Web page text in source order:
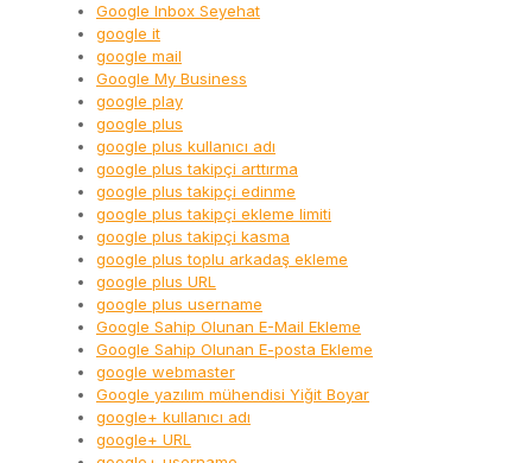
Google Inbox Seyehat
google it
google mail
Google My Business
google play
google plus
google plus kullanıcı adı
google plus takipçi arttırma
google plus takipçi edinme
google plus takipçi ekleme limiti
google plus takipçi kasma
google plus toplu arkadaş ekleme
google plus URL
google plus username
Google Sahip Olunan E-Mail Ekleme
Google Sahip Olunan E-posta Ekleme
google webmaster
Google yazılım mühendisi Yiğit Boyar
google+ kullanıcı adı
google+ URL